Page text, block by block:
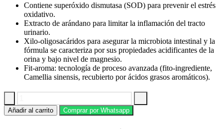
Contiene superóxido dismutasa (SOD) para prevenir el estrés
oxidativo.
Extracto de arándano para limitar la inflamación del tracto
urinario.
Xilo-oligosacáridos para asegurar la microbiota intestinal y la
fórmula se caracteriza por sus propiedades acidificantes de la
orina y bajo nivel de magnesio.
Fit-aroma: tecnología de proceso avanzada (fito-ingrediente,
Camellia sinensis, recubierto por ácidos grasos aromáticos).
Monge
Vet
Añadir al carrito Comprar por Whatsapp